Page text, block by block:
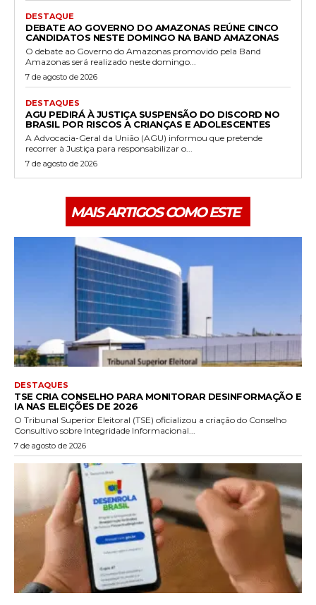
DESTAQUE
DEBATE AO GOVERNO DO AMAZONAS REÚNE CINCO
CANDIDATOS NESTE DOMINGO NA BAND AMAZONAS
O debate ao Governo do Amazonas promovido pela Band
Amazonas será realizado neste domingo...
7 de agosto de 2026
DESTAQUES
AGU PEDIRÁ À JUSTIÇA SUSPENSÃO DO DISCORD NO
BRASIL POR RISCOS A CRIANÇAS E ADOLESCENTES
A Advocacia-Geral da União (AGU) informou que pretende
recorrer à Justiça para responsabilizar o...
7 de agosto de 2026
MAIS ARTIGOS COMO ESTE
DESTAQUES
TSE CRIA CONSELHO PARA MONITORAR DESINFORMAÇÃO E
IA NAS ELEIÇÕES DE 2026
O Tribunal Superior Eleitoral (TSE) oficializou a criação do Conselho
Consultivo sobre Integridade Informacional...
7 de agosto de 2026